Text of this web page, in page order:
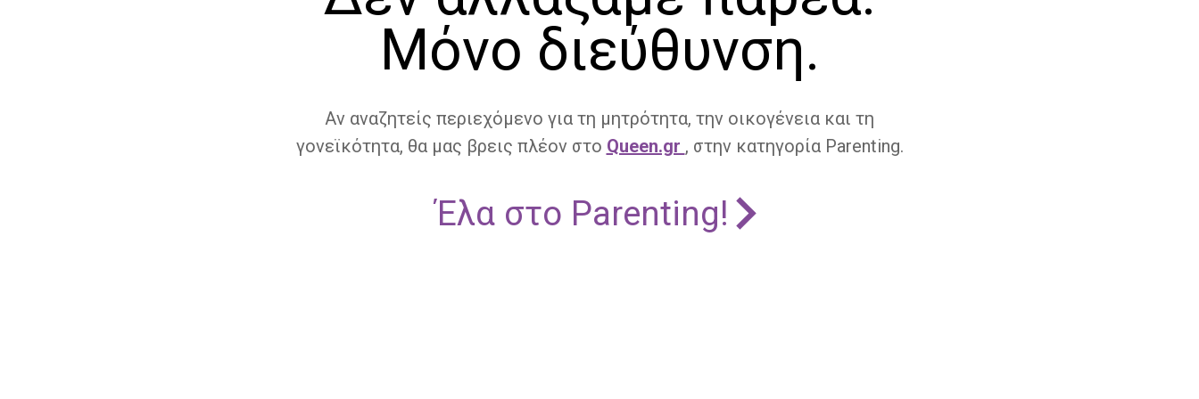
Μόνο διεύθυνση.
Αν αναζητείς περιεχόμενο για τη μητρότητα, την οικογένεια και τη
γονεϊκότητα, θα μας βρεις πλέον στο Queen.gr , στην κατηγορία Parenting.
Έλα στο Parenting!